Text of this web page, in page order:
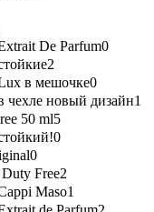
De Parfum0
2
в мешочке0
новый дизайн1
50 ml5
0
0
Free2
Maso1